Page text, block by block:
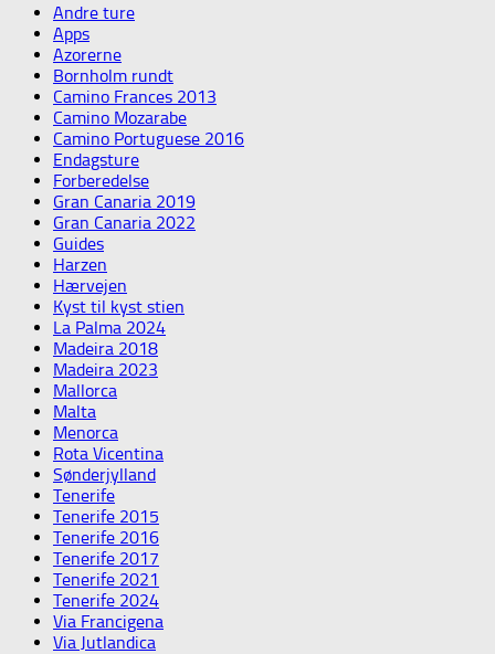
Andre ture
Apps
Azorerne
Bornholm rundt
Camino Frances 2013
Camino Mozarabe
Camino Portuguese 2016
Endagsture
Forberedelse
Gran Canaria 2019
Gran Canaria 2022
Guides
Harzen
Hærvejen
Kyst til kyst stien
La Palma 2024
Madeira 2018
Madeira 2023
Mallorca
Malta
Menorca
Rota Vicentina
Sønderjylland
Tenerife
Tenerife 2015
Tenerife 2016
Tenerife 2017
Tenerife 2021
Tenerife 2024
Via Francigena
Via Jutlandica